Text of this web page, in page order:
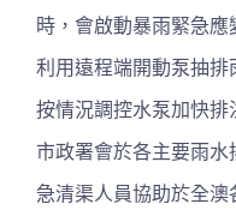
時，會啟動暴雨緊急應
利用遠程端開動泵抽排
按情況調控水泵加快排
市政署會於各主要雨
急清渠人員協助於全澳